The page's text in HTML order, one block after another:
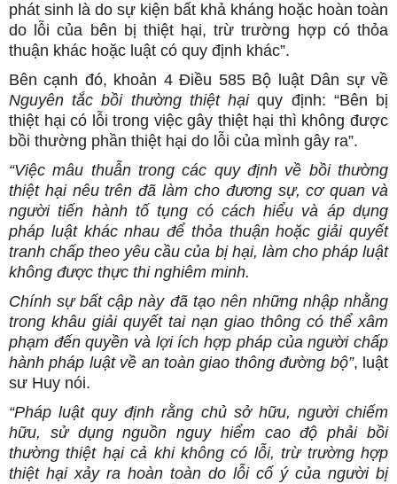
phát sinh là do sự kiện bất khả kháng hoặc hoàn toàn
do lỗi của bên bị thiệt hại, trừ trường hợp có thỏa
thuận khác hoặc luật có quy định khác”.
Bên cạnh đó, khoản 4 Điều 585 Bộ luật Dân sự về
Nguyên tắc bồi thường thiệt hạiquy định: “Bên bị
thiệt hại có lỗi trong việc gây thiệt hại thì không được
bồi thường phần thiệt hại do lỗi của mình gây ra”.
“Việc mâu thuẫn trong các quy định về bồi thường
thiệt hại nêu trên đã làm cho đương sự, cơ quan và
người tiến hành tố tụng có cách hiểu và áp dụng
pháp luật khác nhau để thỏa thuận hoặc giải quyết
tranh chấp theo yêu cầu của bị hại, làm cho pháp luật
không được thực thi nghiêm minh.
Chính sự bất cập này đã tạo nên những nhập nhằng
trong khâu giải quyết tai nạn giao thông có thể xâm
phạm đến quyền và lợi ích hợp pháp của người chấp
hành pháp luật về an toàn giao thông đường bộ”, luật
sư Huy nói.
“Pháp luật quy định rằng chủ sở hữu, người chiếm
hữu, sử dụng nguồn nguy hiểm cao độ phải bồi
thường thiệt hại cả khi không có lỗi, trừ trường hợp
thiệt hại xảy ra hoàn toàn do lỗi cố ý của người bị